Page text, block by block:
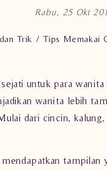
Rabu, 25 Okt
Trik Tips Memakai
untuk para
wanita lebih
dari cincin,
tampilan